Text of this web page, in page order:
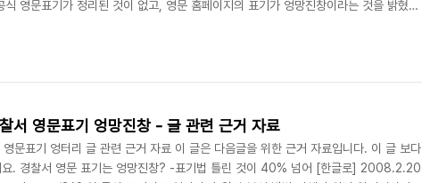
식 영문표기가 정리된 것이 없고, 영문 홈페이지의 표기가 엉망진창이라는 것을 밝혔다.
369 참고자료 : 경찰청 홈페이지와 실제 경찰서 홈페이지의 영문표기 오류
를 통해서 경찰청에 민원을 넣었다. 위..
서 영문표기 엉망진창 - 글 관련 근거 자료
문표기 엉터리 글 관련 근거 자료 이 글은 다음글을 위한 근거 자료입니다. 이 글 보다
요. 경찰서 영문 표기는 엉망진창? -표기법 틀린 것이 40% 넘어 [한글로] 2008.2.20